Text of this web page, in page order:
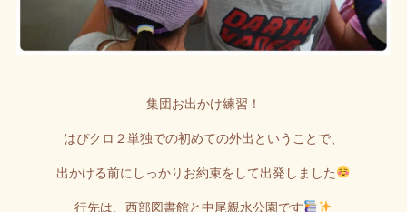
集団お出かけ練習！
はぴクロ２単独での初めての外出ということで、
出かける前にしっかりお約束をして出発しました
行先は、西部図書館と中尾親水公園です